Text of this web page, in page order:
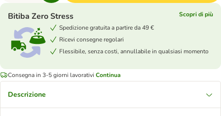
Bitiba Zero Stress
Scopri di più
Spedizione gratuita a partire da 49 €
Ricevi consegne regolari
Flessibile, senza costi, annullabile in qualsiasi momento
Consegna in 3-5 giorni lavorativi Continua
Descrizione